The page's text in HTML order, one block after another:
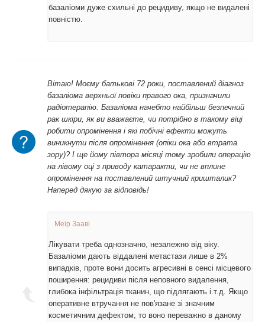
базаліоми дуже схильні до рецидиву, якщо не видалені
повністю.
Вітаю! Моєму батькові 72 роки, поставлений діагноз
базаліома верхньої повіки правого ока, призначили
радіотерапію. Базаліома начебто найбільш безпечний
рак шкіри, як ви вважаєте, чи потрібно в такому віці
робити опромінення і які побічні ефекти можуть
виникнути після опромінення (опіки ока або втрата
зору)? І ще йому півтора місяці тому зробили операцію
на лівому оці з приводу катаракти, чи не вплине
опромінення на поставлений штучний кришталик?
Наперед дякую за відповідь!
Меір Зааві
Лікувати треба однозначно, незалежно від віку.
Базаліоми дають віддалені метастази лише в 2%
випадків, проте вони досить агресивні в сенсі місцевого
поширення: рецидиви після неповного видалення,
глибока інфільтрація тканин, що підлягають і.т.д. Якщо
оперативне втручання не пов'язане зі значним
косметичним дефектом, то воно переважно в даному